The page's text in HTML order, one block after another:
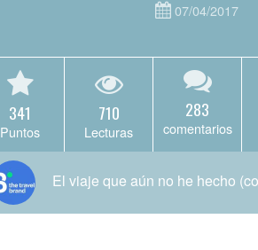
07/04/2017
341
Puntos
710
Lecturas
283
comentarios
El viaje que aún no he hecho